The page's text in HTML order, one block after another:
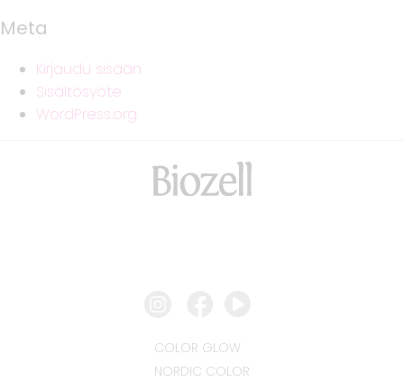
Meta
Kirjaudu sisään
Sisältösyöte
WordPress.org
COLOR GLOW
NORDIC COLOR